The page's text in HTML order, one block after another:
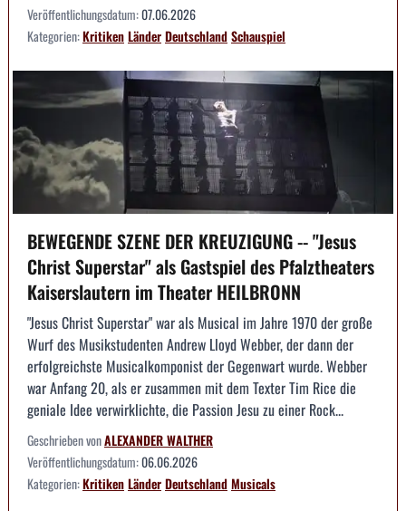
Veröffentlichungsdatum:07.06.2026
Kategorien:KritikenLänderDeutschlandSchauspiel
BEWEGENDE SZENE DER KREUZIGUNG -- "Jesus
Christ Superstar" als Gastspiel des Pfalztheaters
Kaiserslautern im Theater HEILBRONN
"Jesus Christ Superstar" war als Musical im Jahre 1970 der große
Wurf des Musikstudenten Andrew Lloyd Webber, der dann der
erfolgreichste Musicalkomponist der Gegenwart wurde. Webber
war Anfang 20, als er zusammen mit dem Texter Tim Rice die
geniale Idee verwirklichte, die Passion Jesu zu einer Rock...
Geschrieben vonALEXANDER WALTHER
Veröffentlichungsdatum:06.06.2026
Kategorien:KritikenLänderDeutschlandMusicals